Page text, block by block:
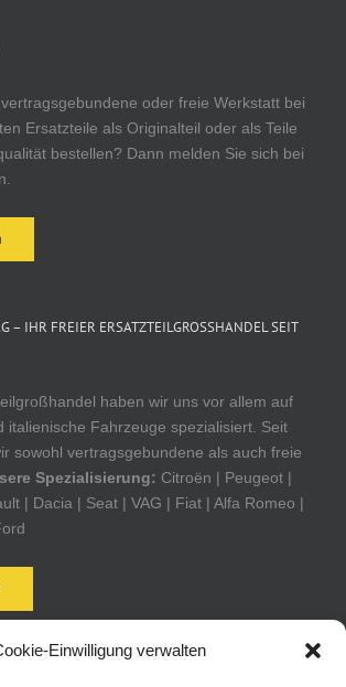
Einwilligung verwalten
oder freie Werkstatt bei
Ersatzteile als Originalteil oder als Teile
bestellen? Dann melden Sie sich bei
– IHR FREIER ERSATZTEILGROSSHANDEL SEIT 1
haben wir uns vor allem auf
italienische Fahrzeuge spezialisiert. Seit
sowohl vertragsgebundene als auch freie
Spezialisierung: Citroën | Peugeot |
| Dacia | Seat | VAG | Fiat | Alfa Romeo |